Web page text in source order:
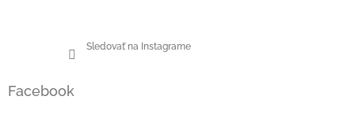
Sledovať na Instagrame
Facebook